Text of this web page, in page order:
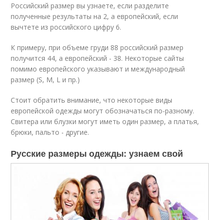
Российский размер вы узнаете, если разделите
полученные результаты на 2, а европейский, если
вычтете из российского цифру 6.
К примеру, при объеме груди 88 российский размер
получится 44, а европейский - 38. Некоторые сайты
помимо европейского указывают и международный
размер (S, M, L и пр.)
Стоит обратить внимание, что некоторые виды
европейской одежды могут обозначаться по-разному.
Свитера или блузки могут иметь один размер, а платья,
брюки, пальто - другие.
Русские размеры одежды: узнаем свой